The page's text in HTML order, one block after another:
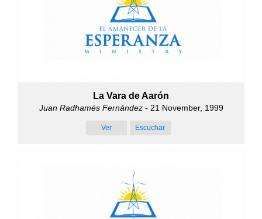
La Vara de Aarón
Juan Radhamés Fernández- 21 November, 1999
Ver Escuchar